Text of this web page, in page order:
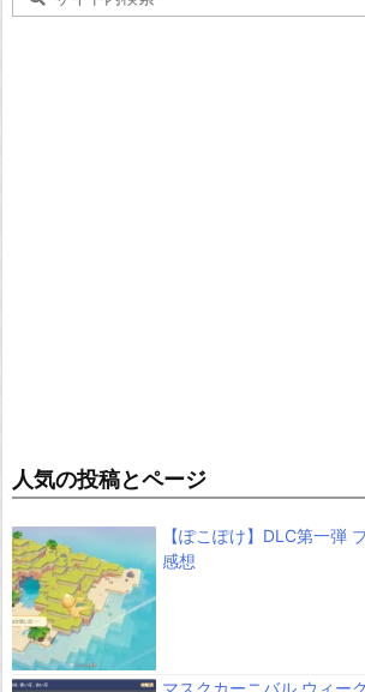
人気の投稿とページ
【ぽこぽけ】DLC第一弾
感想
マスクカーニバル ウィー